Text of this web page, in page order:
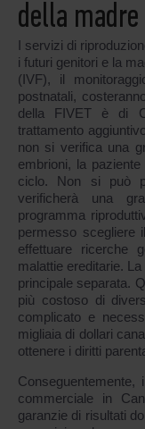
della
I servizi di
i futuri genitori e la
(IVF), il
postnatali,
della FIVET è di
trattamento
non si verifica una
embrioni, la
ciclo. Non si può
verificherà una
programma
permesso scegliere
effettuare ricerche
malattie ereditarie.
principale separata.
più costoso di
complicato e
migliaia di dollari
ottenere i diritti
Conseguentemente,
commerciale in
garanzie di risultati